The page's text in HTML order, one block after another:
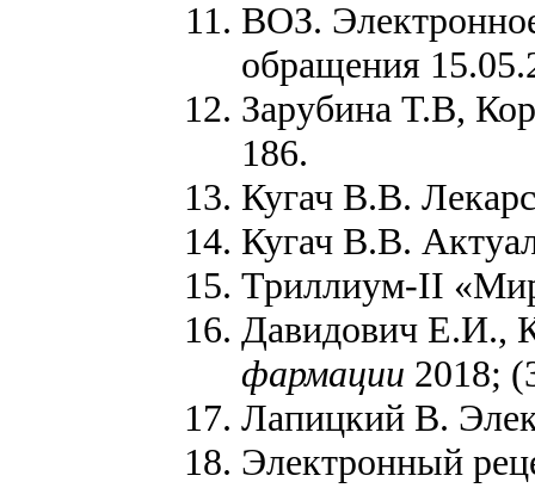
ВОЗ.
обращения
Зарубина Т.В,
186.
Кугач В.В.
Кугач В.В.
Триллиум-II
Давидович Е.И.,
фармации 2018;
Лапицкий В.
Электронный